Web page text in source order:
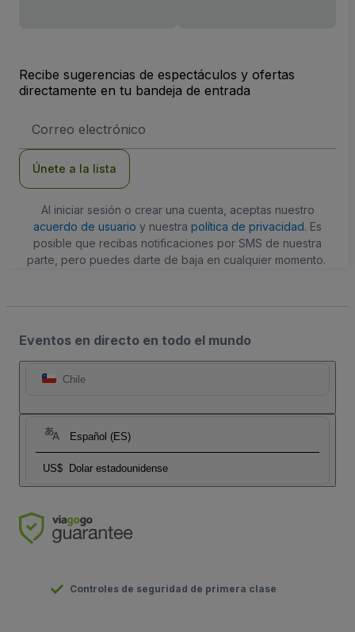
Recibe sugerencias de espectáculos y ofertas
directamente en tu bandeja de entrada
de
Únete a la lista
Al iniciar sesión o crear una cuenta, aceptas nuestro
acuerdo de usuario y nuestra política de privacidad. Es
posible que recibas notificaciones por SMS de nuestra
parte, pero puedes darte de baja en cualquier momento.
Eventos en directo en todo el mundo
Chile
Español (ES)
US$ Dolar estadounidense
Controles de seguridad de primera clase